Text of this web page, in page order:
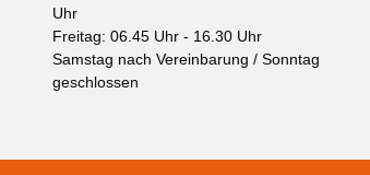
Uhr
Freitag: 06.45 Uhr - 16.30 Uhr
Samstag nach Vereinbarung / Sonntag
geschlossen